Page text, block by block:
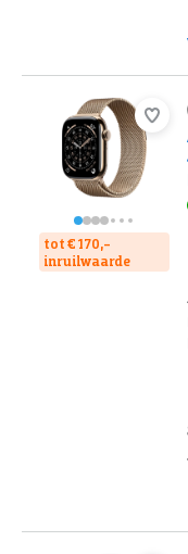
tot € 170,-
inruilwaarde
Beoordeling is 9,3 van de